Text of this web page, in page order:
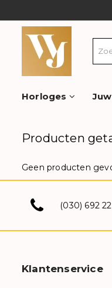
Horloges
Producten
Geen producten
(030) 692
Klantenservice